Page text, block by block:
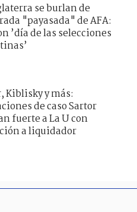
se burlan de
"payasada" de AFA:
’día de las selecciones
Kiblisky y más:
de caso Sartor
fuerte a La U con
a liquidador